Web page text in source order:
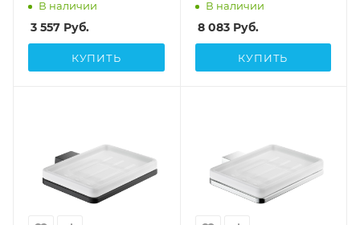
В наличии
3 557 Руб.
КУПИТЬ
В наличии
8 083Руб.
КУПИТЬ